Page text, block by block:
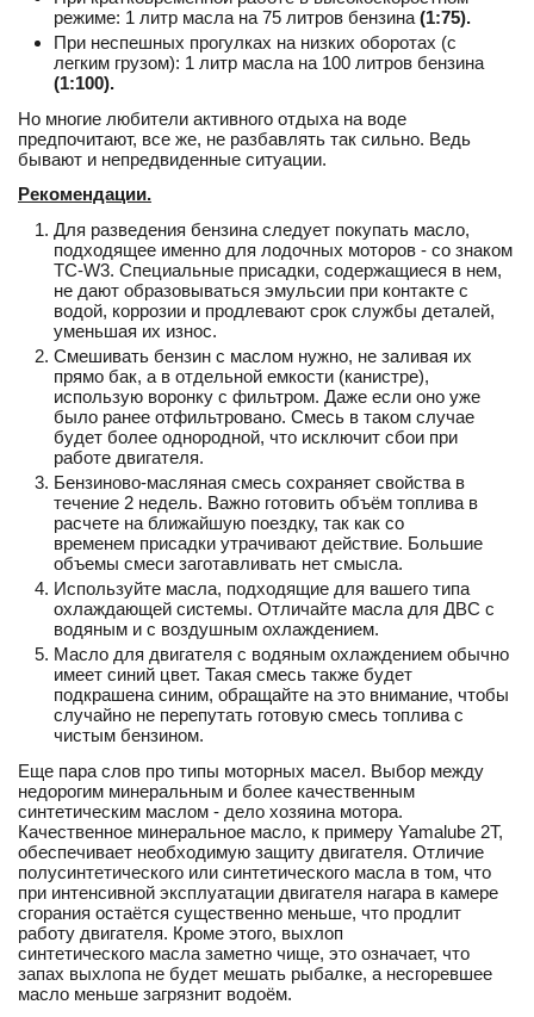
режиме: 1 литр масла на 75 литров бензина (1:75).
При неспешных прогулках на низких оборотах (с
легким грузом): 1 литр масла на 100 литров бензина
(1:100).
Но многие любители активного отдыха на воде
предпочитают, все же, не разбавлять так сильно. Ведь
бывают и непредвиденные ситуации.
Рекомендации.
Для разведения бензина следует покупать масло,
подходящее именно для лодочных моторов - со знаком
TC-W3. Специальные присадки, содержащиеся в нем,
не дают образовываться эмульсии при контакте с
водой, коррозии и продлевают срок службы деталей,
уменьшая их износ.
Смешивать бензин с маслом нужно, не заливая их
прямо бак, а в отдельной емкости (канистре),
использую воронку с фильтром. Даже если оно уже
было ранее отфильтровано. Смесь в таком случае
будет более однородной, что исключит сбои при
работе двигателя.
Бензиново-масляная смесь сохраняет свойства в
течение 2 недель. Важно готовить объём топлива в
расчете на ближайшую поездку, так как со
временем присадки утрачивают действие. Большие
объемы смеси заготавливать нет смысла.
Используйте масла, подходящие для вашего типа
охлаждающей системы. Отличайте масла для ДВС с
водяным и с воздушным охлаждением.
Масло для двигателя с водяным охлаждением обычно
имеет синий цвет. Такая смесь также будет
подкрашена синим, обращайте на это внимание, чтобы
случайно не перепутать готовую смесь топлива с
чистым бензином.
Еще пара слов про типы моторных масел. Выбор между
недорогим минеральным и более качественным
синтетическим маслом - дело хозяина мотора.
Качественное минеральное масло, к примеру Yamalube 2T,
обеспечивает необходимую защиту двигателя. Отличие
полусинтетического или синтетического масла в том, что
при интенсивной эксплуатации двигателя нагара в камере
сгорания остаётся существенно меньше, что продлит
работу двигателя. Кроме этого, выхлоп
синтетического масла заметно чище, это означает, что
запах выхлопа не будет мешать рыбалке, а несгоревшее
масло меньше загрязнит водоём.